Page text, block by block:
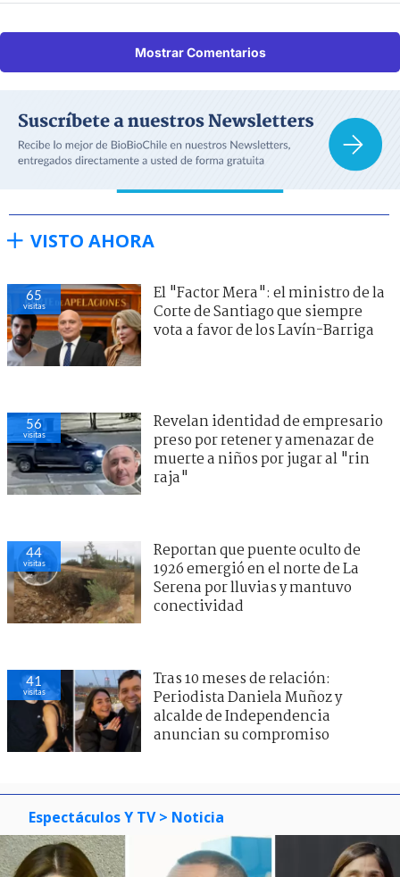
Mostrar Comentarios
VISTO AHORA
65
visitas
El "Factor Mera": el ministro de la
Corte de Santiago que siempre
vota a favor de los Lavín-Barriga
56
visitas
Revelan identidad de empresario
preso por retener y amenazar de
muerte a niños por jugar al "rin
raja"
44
visitas
Reportan que puente oculto de
1926 emergió en el norte de La
Serena por lluvias y mantuvo
conectividad
41
visitas
Tras 10 meses de relación:
Periodista Daniela Muñoz y
alcalde de Independencia
anuncian su compromiso
Espectáculos Y TV > Noticia